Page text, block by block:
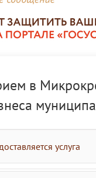
в
услуга